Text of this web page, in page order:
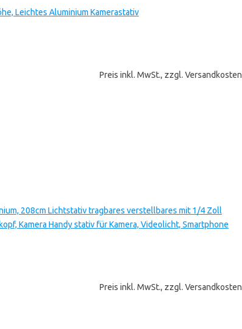
Leichtes Aluminium Kamerastativ
Preis inkl. MwSt., zzgl. Versandkosten
208cm Lichtstativ tragbares verstellbares mit 1/4 Zoll
Kamera Handy stativ für Kamera, Videolicht, Smartphone
Preis inkl. MwSt., zzgl. Versandkosten